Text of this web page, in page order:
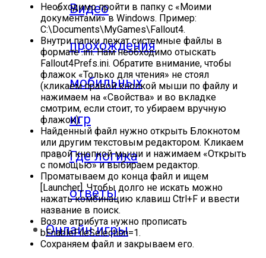
Видео
прохождения
мобильных
игр
Где логика
ответы
Онлайн игры
Необходимо пройти в папку с «Моими
документами» в Windows. Пример:
C:\Documents\MyGames\Fallout4.
Внутри папки лежат системные файлы в
формате .ini. Нам необходимо отыскать
Fallout4Prefs.ini. Обратите внимание, чтобы
флажок «Только для чтения» не стоял
(кликаем правой кнопкой мыши по файлу и
нажимаем на «Свойства» и во вкладке
смотрим, если стоит, то убираем вручную
флажок).
Найденный файл нужно открыть Блокнотом
или другим текстовым редактором. Кликаем
правой кнопкой мыши и нажимаем «Открыть
с помощью» и выбираем редактор.
Проматываем до конца файл и ищем
[Launcher]. Чтобы долго не искать можно
нажать комбинацию клавиш Ctrl+F и ввести
название в поиск.
Возле атрибута нужно прописать
bEnableFileSelection=1.
Сохраняем файл и закрываем его.